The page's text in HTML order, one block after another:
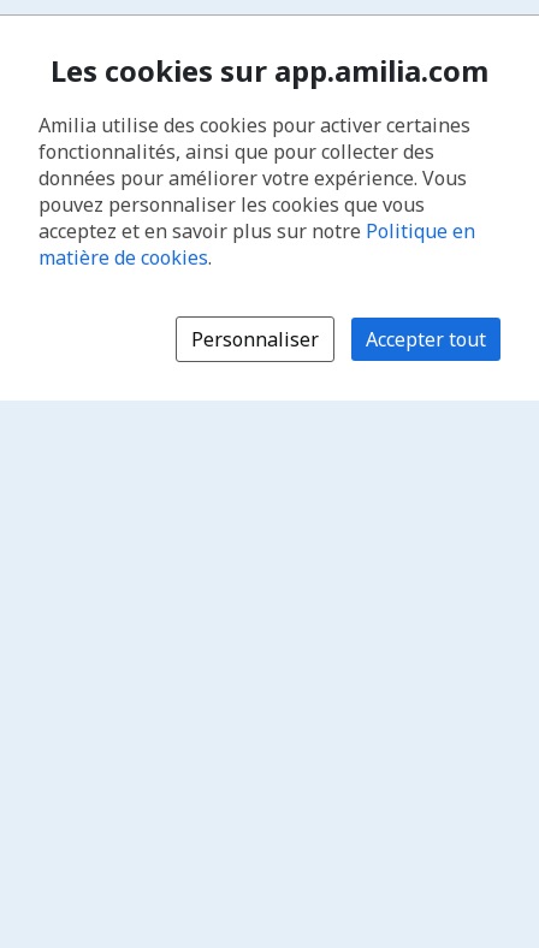
Les cookies sur app.amilia.com
Amilia utilise des cookies pour activer certaines
fonctionnalités, ainsi que pour collecter des
données pour améliorer votre expérience. Vous
pouvez personnaliser les cookies que vous
acceptez et en savoir plus sur notre Politique en
matière de cookies.
Personnaliser Accepter tout